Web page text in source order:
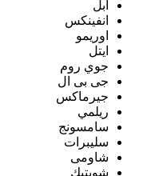
ابل
انفينكس
اوريمو
ايتل
جوي روم
جى بى ال
جيرماكس
ريلمي
سامسونج
سليبرات
شاومى
شويتيك